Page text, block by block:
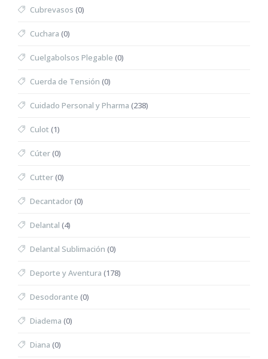
Cubrevasos (0)
Cuchara (0)
Cuelgabolsos Plegable (0)
Cuerda de Tensión (0)
Cuidado Personal y Pharma (238)
Culot (1)
Cúter(0)
Cutter(0)
Decantador(0)
Delantal (4)
Delantal Sublimación (0)
Deporte y Aventura (178)
Desodorante (0)
Diadema (0)
Diana (0)